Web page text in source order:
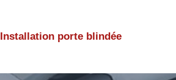
Installation porte blindée